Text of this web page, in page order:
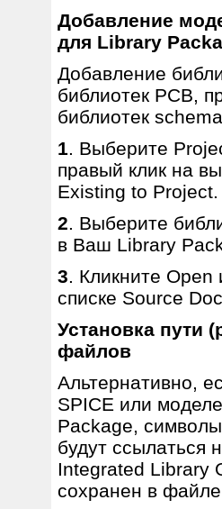
Добавление
для Library
Добавление
библиотек PCB,
библиотек
1. Выберите
правый клик на
Existing to Project.
2. Выберите
в Ваш Library
3. Кликните Open
списке Source
Установка пути
файлов
Альтернативно,
SPICE или
Package,
будут ссылаться
Integrated Library
сохранен в